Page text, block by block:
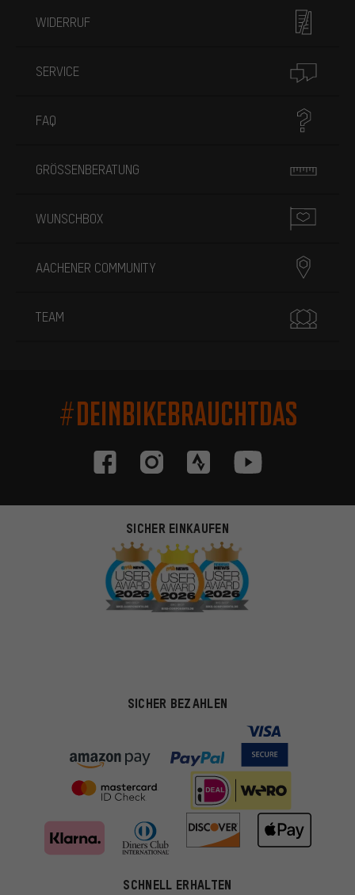
WIDERRUF
SERVICE
FAQ
GRÖSSENBERATUNG
WUNSCHBOX
AACHENER COMMUNITY
TEAM
#DEINBIKEBRAUCHTDAS
SICHER EINKAUFEN
SICHER BEZAHLEN
SCHNELL ERHALTEN